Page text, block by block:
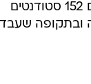
המדובר בתביעה שהוגשה בשנת 1995 ע"י עוה"ד יצחק אבירם ושי מרקוס בשם 152 סטודנטים
ובתקופה